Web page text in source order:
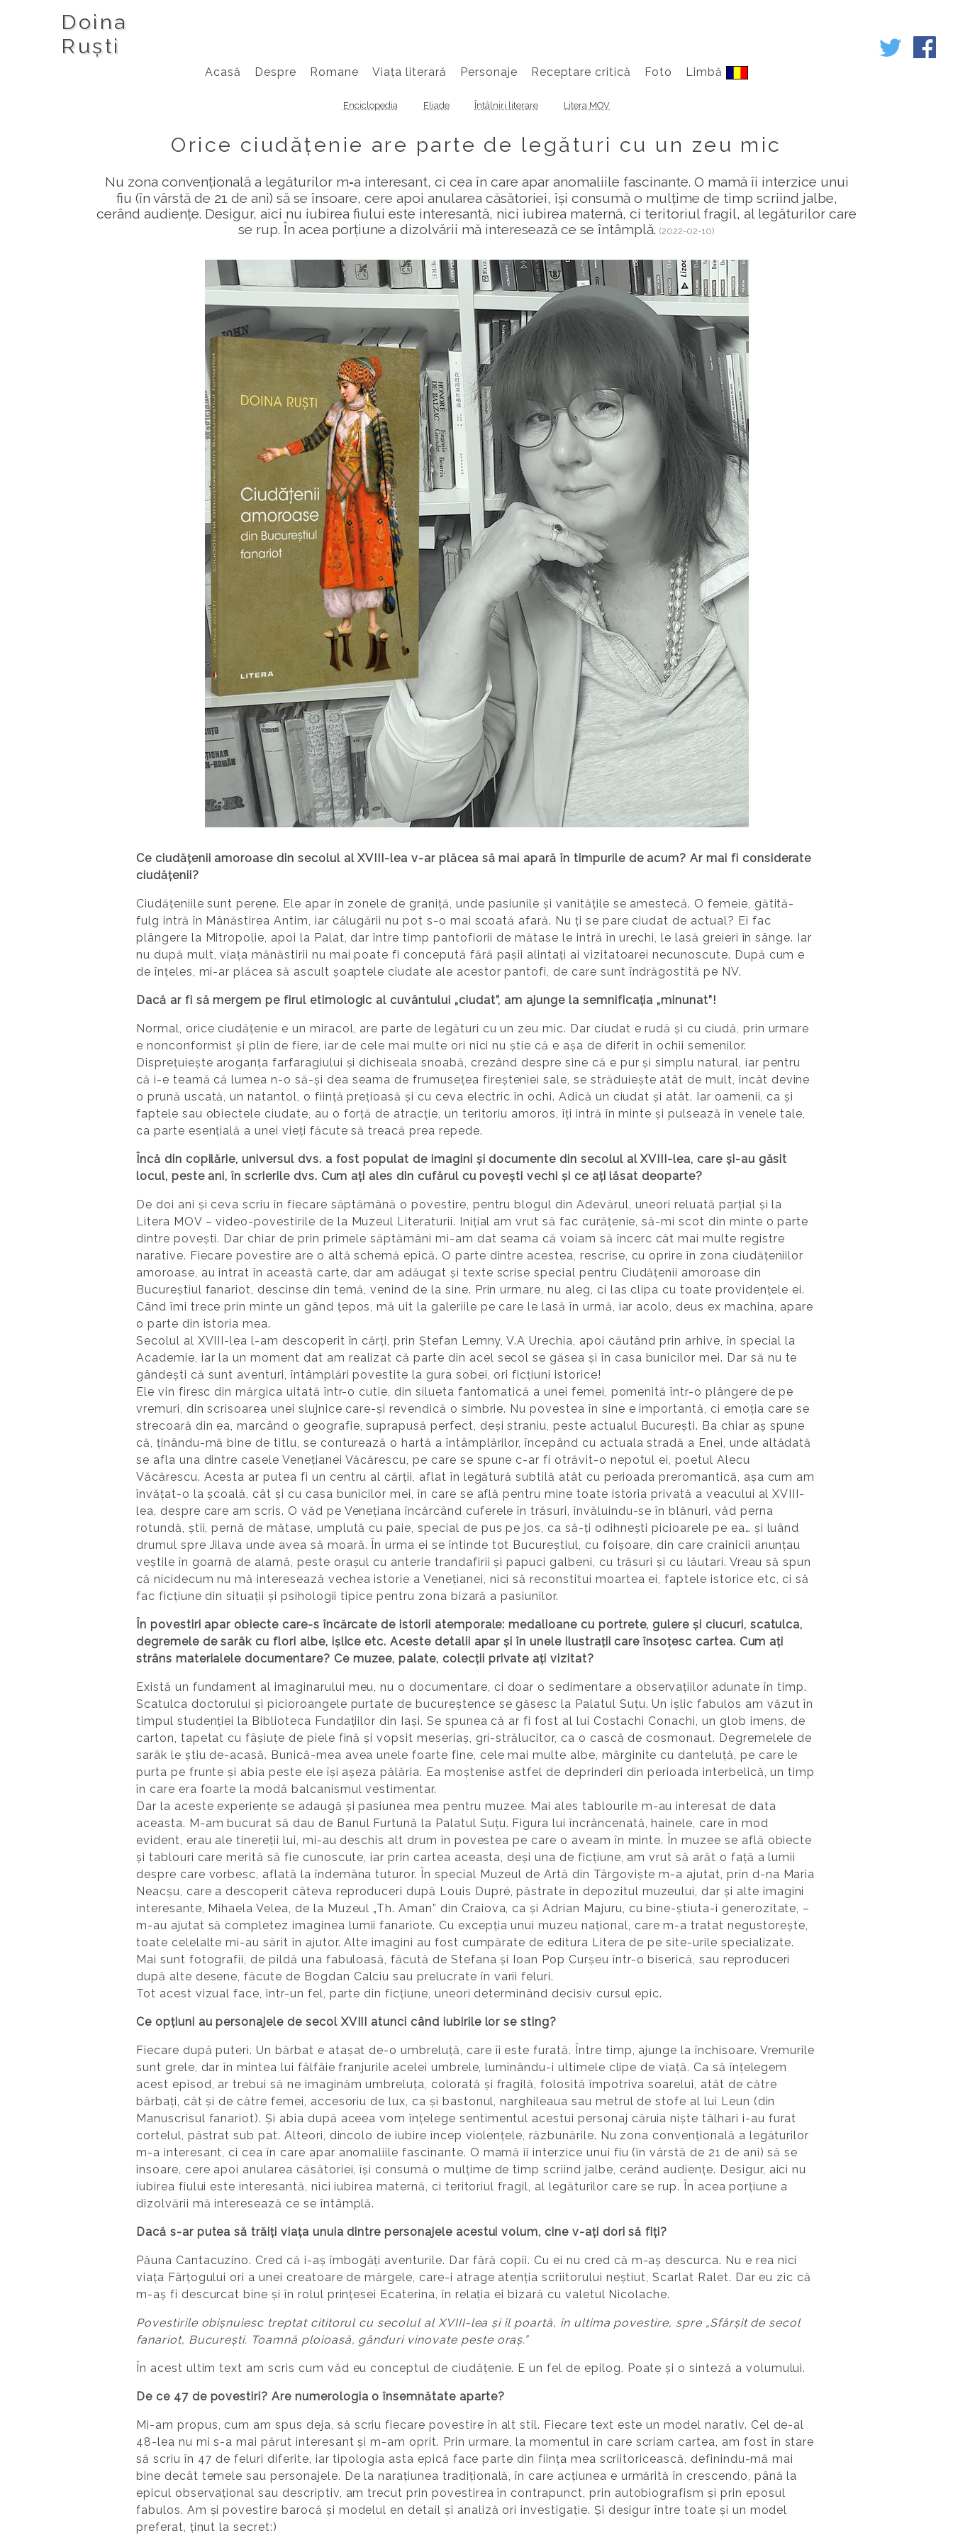
Doina
Ruști
Acasă Despre Romane Viața literară Personaje Receptare critică Foto Limbă
Enciclopedia Eliade Întâlniri literare Litera MOV
Orice ciudățenie are parte de legături cu un zeu mic
Nu zona convențională a legăturilor m‑a interesant, ci cea în care apar anomaliile fascinante. O mamă îi interzice unui
fiu (în vârstă de 21 de ani) să se însoare, cere apoi anularea căsătoriei, își consumă o mulțime de timp scriind jalbe,
cerând audiențe. Desigur, aici nu iubirea fiului este interesantă, nici iubirea maternă, ci teritoriul fragil, al legăturilor care
se rup. În acea porțiune a dizolvării mă interesează ce se întâmplă. (2022-02-10)
Ce ciudățenii amoroase din secolul al XVIII-lea v-ar plăcea să mai apară în timpurile de acum? Ar mai fi considerate
ciudățenii?
Ciudățeniile sunt perene. Ele apar în zonele de graniță, unde pasiunile și vanitățile se amestecă. O femeie, gătită-
fulg intră în Mânăstirea Antim, iar călugării nu pot s-o mai scoată afară. Nu ți se pare ciudat de actual? Ei fac
plângere la Mitropolie, apoi la Palat, dar între timp pantofiorii de mătase le intră în urechi, le lasă greieri în sânge. Iar
nu după mult, viața mănăstirii nu mai poate fi concepută fără pașii alintați ai vizitatoarei necunoscute. După cum e
de înțeles, mi-ar plăcea să ascult șoaptele ciudate ale acestor pantofi, de care sunt îndrăgostită pe NV.
Dacă ar fi să mergem pe firul etimologic al cuvântului „ciudat”, am ajunge la semnificația „minunat”!
Normal, orice ciudățenie e un miracol, are parte de legături cu un zeu mic. Dar ciudat e rudă și cu ciudă, prin urmare
e nonconformist și plin de fiere, iar de cele mai multe ori nici nu știe că e așa de diferit în ochii semenilor.
Disprețuiește aroganța farfaragiului și dichiseala snoabă, crezând despre sine că e pur și simplu natural, iar pentru
că i-e teamă că lumea n-o să-și dea seama de frumusețea fireșteniei sale, se străduiește atât de mult, încât devine
o prună uscată, un natantol, o ființă prețioasă și cu ceva electric în ochi. Adică un ciudat și atât. Iar oamenii, ca și
faptele sau obiectele ciudate, au o forță de atracție, un teritoriu amoros, îți intră în minte și pulsează în venele tale,
ca parte esențială a unei vieți făcute să treacă prea repede.
Încă din copilărie, universul dvs. a fost populat de imagini și documente din secolul al XVIII-lea, care și-au găsit
locul, peste ani, în scrierile dvs. Cum ați ales din cufărul cu povești vechi și ce ați lăsat deoparte?
De doi ani și ceva scriu în fiecare săptămână o povestire, pentru blogul din Adevărul, uneori reluată parțial și la
Litera MOV – video-povestirile de la Muzeul Literaturii. Inițial am vrut să fac curățenie, să-mi scot din minte o parte
dintre povești. Dar chiar de prin primele săptămâni mi-am dat seama că voiam să încerc cât mai multe registre
narative. Fiecare povestire are o altă schemă epică. O parte dintre acestea, rescrise, cu oprire în zona ciudățeniilor
amoroase, au intrat în această carte, dar am adăugat și texte scrise special pentru Ciudățenii amoroase din
Bucureștiul fanariot, descinse din temă, venind de la sine. Prin urmare, nu aleg, ci las clipa cu toate providențele ei.
Când îmi trece prin minte un gând țepos, mă uit la galeriile pe care le lasă în urmă, iar acolo, deus ex machina, apare
o parte din istoria mea.
Secolul al XVIII-lea l-am descoperit în cărți, prin Ștefan Lemny, V.A Urechia, apoi căutând prin arhive, în special la
Academie, iar la un moment dat am realizat că parte din acel secol se găsea și în casa bunicilor mei. Dar să nu te
gândești că sunt aventuri, întâmplări povestite la gura sobei, ori ficțiuni istorice!
Ele vin firesc din mărgica uitată într-o cutie, din silueta fantomatică a unei femei, pomenită într-o plângere de pe
vremuri, din scrisoarea unei slujnice care-și revendică o simbrie. Nu povestea în sine e importantă, ci emoția care se
strecoară din ea, marcând o geografie, suprapusă perfect, deși straniu, peste actualul București. Ba chiar aș spune
că, ținându-mă bine de titlu, se conturează o hartă a întâmplărilor, începând cu actuala stradă a Enei, unde altădată
se afla una dintre casele Venețianei Văcărescu, pe care se spune c-ar fi otrăvit-o nepotul ei, poetul Alecu
Văcărescu. Acesta ar putea fi un centru al cărții, aflat în legătură subtilă atât cu perioada preromantică, așa cum am
învățat-o la școală, cât și cu casa bunicilor mei, în care se află pentru mine toate istoria privată a veacului al XVIII-
lea, despre care am scris. O văd pe Venețiana încărcând cuferele în trăsuri, învăluindu-se în blănuri, văd perna
rotundă, știi, pernă de mătase, umplută cu paie, special de pus pe jos, ca să-ți odihnești picioarele pe ea… și luând
drumul spre Jilava unde avea să moară. În urma ei se întinde tot Bucureștiul, cu foișoare, din care crainicii anunțau
veștile în goarnă de alamă, peste orașul cu anterie trandafirii și papuci galbeni, cu trăsuri și cu lăutari. Vreau să spun
că nicidecum nu mă interesează vechea istorie a Venețianei, nici să reconstitui moartea ei, faptele istorice etc, ci să
fac ficțiune din situații și psihologii tipice pentru zona bizară a pasiunilor.
În povestiri apar obiecte care-s încărcate de istorii atemporale: medalioane cu portrete, gulere și ciucuri, scatulca,
degremele de sarâk cu flori albe, ișlice etc. Aceste detalii apar și în unele ilustrații care însoțesc cartea. Cum ați
strâns materialele documentare? Ce muzee, palate, colecții private ați vizitat?
Există un fundament al imaginarului meu, nu o documentare, ci doar o sedimentare a observațiilor adunate în timp.
Scatulca doctorului și picioroangele purtate de bucureștence se găsesc la Palatul Suțu. Un ișlic fabulos am văzut în
timpul studenției la Biblioteca Fundațiilor din Iași. Se spunea că ar fi fost al lui Costachi Conachi, un glob imens, de
carton, tapetat cu fâșiuțe de piele fină și vopsit meseriaș, gri-strălucitor, ca o cască de cosmonaut. Degremelele de
sarâk le știu de-acasă. Bunică-mea avea unele foarte fine, cele mai multe albe, mărginite cu danteluță, pe care le
purta pe frunte și abia peste ele își așeza pălăria. Ea moștenise astfel de deprinderi din perioada interbelică, un timp
în care era foarte la modă balcanismul vestimentar.
Dar la aceste experiențe se adaugă și pasiunea mea pentru muzee. Mai ales tablourile m-au interesat de data
aceasta. M-am bucurat să dau de Banul Furtună la Palatul Suțu. Figura lui încrâncenată, hainele, care în mod
evident, erau ale tinereții lui, mi-au deschis alt drum în povestea pe care o aveam în minte. În muzee se află obiecte
și tablouri care merită să fie cunoscute, iar prin cartea aceasta, deși una de ficțiune, am vrut să arăt o față a lumii
despre care vorbesc, aflată la îndemâna tuturor. În special Muzeul de Artă din Târgoviște m-a ajutat, prin d-na Maria
Neacșu, care a descoperit câteva reproduceri după Louis Dupré, păstrate în depozitul muzeului, dar și alte imagini
interesante, Mihaela Velea, de la Muzeul „Th. Aman” din Craiova, ca și Adrian Majuru, cu bine-știuta-i generozitate, –
m-au ajutat să completez imaginea lumii fanariote. Cu excepția unui muzeu național, care m-a tratat negustorește,
toate celelalte mi-au sărit în ajutor. Alte imagini au fost cumpărate de editura Litera de pe site-urile specializate.
Mai sunt fotografii, de pildă una fabuloasă, făcută de Stefana și Ioan Pop Curșeu într-o biserică, sau reproduceri
după alte desene, făcute de Bogdan Calciu sau prelucrate în varii feluri.
Tot acest vizual face, într-un fel, parte din ficțiune, uneori determinând decisiv cursul epic.
Ce opțiuni au personajele de secol XVIII atunci când iubirile lor se sting?
Fiecare după puteri. Un bărbat e atașat de-o umbreluță, care îi este furată. Între timp, ajunge la închisoare. Vremurile
sunt grele, dar în mintea lui fâlfâie franjurile acelei umbrele, luminându-i ultimele clipe de viață. Ca să înțelegem
acest episod, ar trebui să ne imaginăm umbreluța, colorată și fragilă, folosită împotriva soarelui, atât de către
bărbați, cât și de către femei, accesoriu de lux, ca și bastonul, narghileaua sau metrul de stofe al lui Leun (din
Manuscrisul fanariot). Și abia după aceea vom înțelege sentimentul acestui personaj căruia niște tâlhari i-au furat
cortelul, păstrat sub pat. Alteori, dincolo de iubire încep violențele, răzbunările. Nu zona convențională a legăturilor
m-a interesant, ci cea în care apar anomaliile fascinante. O mamă îi interzice unui fiu (în vârstă de 21 de ani) să se
însoare, cere apoi anularea căsătoriei, își consumă o mulțime de timp scriind jalbe, cerând audiențe. Desigur, aici nu
iubirea fiului este interesantă, nici iubirea maternă, ci teritoriul fragil, al legăturilor care se rup. În acea porțiune a
dizolvării mă interesează ce se întâmplă.
Dacă s-ar putea să trăiți viața unuia dintre personajele acestui volum, cine v-ați dori să fiți?
Păuna Cantacuzino. Cred că i-aș îmbogăți aventurile. Dar fără copii. Cu ei nu cred că m-aș descurca. Nu e rea nici
viața Fârțogului ori a unei creatoare de mărgele, care-i atrage atenția scriitorului neștiut, Scarlat Ralet. Dar eu zic că
m-aș fi descurcat bine și în rolul prințesei Ecaterina, în relația ei bizară cu valetul Nicolache.
Povestirile obișnuiesc treptat cititorul cu secolul al XVIII-lea și îl poartă, în ultima povestire, spre „Sfârșit de secol
fanariot, București. Toamnă ploioasă, gânduri vinovate peste oraș.”
În acest ultim text am scris cum văd eu conceptul de ciudățenie. E un fel de epilog. Poate și o sinteză a volumului.
De ce 47 de povestiri? Are numerologia o însemnătate aparte?
Mi-am propus, cum am spus deja, să scriu fiecare povestire în alt stil. Fiecare text este un model narativ. Cel de-al
48-lea nu mi s-a mai părut interesant și m-am oprit. Prin urmare, la momentul în care scriam cartea, am fost în stare
să scriu în 47 de feluri diferite, iar tipologia asta epică face parte din ființa mea scriitoricească, definindu-mă mai
bine decât temele sau personajele. De la narațiunea tradițională, în care acțiunea e urmărită în crescendo, până la
epicul observațional sau descriptiv, am trecut prin povestirea în contrapunct, prin autobiografism și prin eposul
fabulos. Am și povestire barocă și modelul en detail și analiză ori investigație. Și desigur între toate și un model
preferat, ținut la secret:)